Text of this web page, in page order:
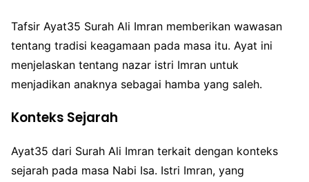
Tafsir Ayat35 Surah Ali Imran memberikan wawasan
tentang tradisi keagamaan pada masa itu. Ayat ini
menjelaskan tentang nazar istri Imran untuk
menjadikan anaknya sebagai hamba yang saleh.
Konteks Sejarah
Ayat35 dari Surah Ali Imran terkait dengan konteks
sejarah pada masa Nabi Isa. Istri Imran, yang